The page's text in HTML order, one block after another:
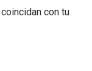
con tu